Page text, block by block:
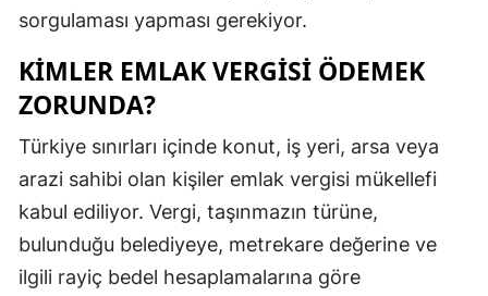
sorgulaması yapması gerekiyor.
KIMLER EMLAK VERGISI ÖDEMEK
ZORUNDA?
Türkiye sınırları içinde konut, iş yeri, arsa veya
arazi sahibi olan kişiler emlak vergisi mükellefi
kabul ediliyor. Vergi, taşınmazın türüne,
bulunduğu belediyeye, metrekare değerine ve
ilgili rayiç bedel hesaplamalarına göre